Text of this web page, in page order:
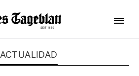
ACTUALIDAD